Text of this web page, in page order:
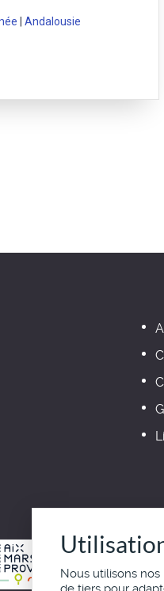
Andalousie
Nous utilisons